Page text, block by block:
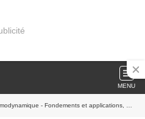
MENU
et applications, avec 250 exercices et problèmes résolus